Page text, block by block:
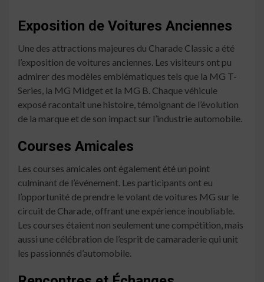
Exposition de Voitures Anciennes
Une des attractions majeures du Charade Classic a été
l’exposition de voitures anciennes. Les visiteurs ont pu
admirer des modèles emblématiques tels que la MG T-
Series, la MG Midget et la MG B. Chaque véhicule
exposé racontait une histoire, témoignant de l’évolution
de la marque et de son impact sur l’industrie automobile.
Courses Amicales
Les courses amicales ont également été un point
culminant de l’événement. Les participants ont eu
l’opportunité de prendre le volant de voitures MG sur le
circuit de Charade, offrant une expérience inoubliable.
Les courses étaient non seulement une compétition, mais
aussi une célébration de l’esprit de camaraderie qui unit
les passionnés d’automobile.